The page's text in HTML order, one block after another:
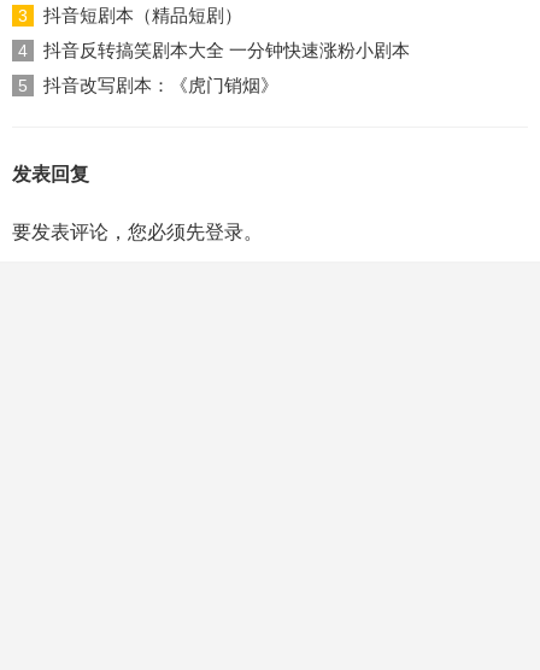
3 抖音短剧本（精品短剧）
4 抖音反转搞笑剧本大全 一分钟快速涨粉小剧本
5 抖音改写剧本：《虎门销烟》
发表回复
要发表评论，您必须先登录。